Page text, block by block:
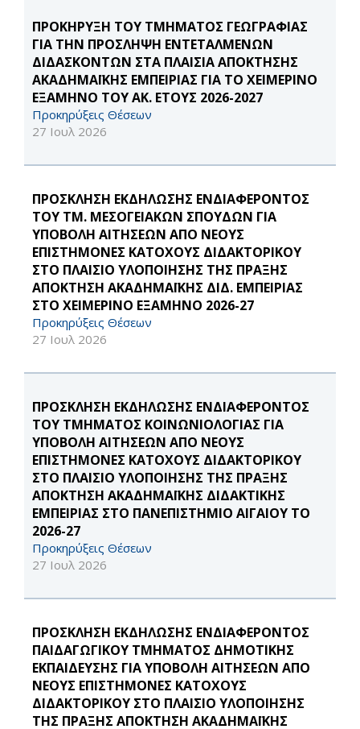
ΠΡΟΚΗΡΥΞΗ ΤΟΥ ΤΜΗΜΑΤΟΣ ΓΕΩΓΡΑΦΙΑΣ
ΓΙΑ ΤΗΝ ΠΡΟΣΛΗΨΗ ΕΝΤΕΤΑΛΜΕΝΩΝ
ΔΙΔΑΣΚΟΝΤΩΝ ΣΤΑ ΠΛΑΙΣΙΑ ΑΠΟΚΤΗΣΗΣ
ΑΚΑΔΗΜΑΪΚΗΣ ΕΜΠΕΙΡΙΑΣ ΓΙΑ ΤΟ ΧΕΙΜΕΡΙΝΟ
ΕΞΑΜΗΝΟ ΤΟΥ ΑΚ. ΕΤΟΥΣ 2026-2027
Προκηρύξεις Θέσεων
27 Ιουλ 2026
ΠΡΟΣΚΛΗΣΗ ΕΚΔΗΛΩΣΗΣ ΕΝΔΙΑΦΕΡΟΝΤΟΣ
ΤΟΥ ΤΜ. ΜΕΣΟΓΕΙΑΚΩΝ ΣΠΟΥΔΩΝ ΓΙΑ
ΥΠΟΒΟΛΗ ΑΙΤΗΣΕΩΝ ΑΠΟ ΝΕΟΥΣ
ΕΠΙΣΤΗΜΟΝΕΣ ΚΑΤΟΧΟΥΣ ΔΙΔΑΚΤΟΡΙΚΟΥ
ΣΤΟ ΠΛΑΙΣΙΟ ΥΛΟΠΟΙΗΣΗΣ ΤΗΣ ΠΡΑΞΗΣ
ΑΠΟΚΤΗΣΗ ΑΚΑΔΗΜΑΪΚΗΣ ΔΙΔ. ΕΜΠΕΙΡΙΑΣ
ΣΤΟ ΧΕΙΜΕΡΙΝΟ ΕΞΑΜΗΝΟ 2026-27
Προκηρύξεις Θέσεων
27 Ιουλ 2026
ΠΡΟΣΚΛΗΣΗ ΕΚΔΗΛΩΣΗΣ ΕΝΔΙΑΦΕΡΟΝΤΟΣ
ΤΟΥ ΤΜΗΜΑΤΟΣ ΚΟΙΝΩΝΙΟΛΟΓΙΑΣ ΓΙΑ
ΥΠΟΒΟΛΗ ΑΙΤΗΣΕΩΝ ΑΠΟ ΝΕΟΥΣ
ΕΠΙΣΤΗΜΟΝΕΣ ΚΑΤΟΧΟΥΣ ΔΙΔΑΚΤΟΡΙΚΟΥ
ΣΤΟ ΠΛΑΙΣΙΟ ΥΛΟΠΟΙΗΣΗΣ ΤΗΣ ΠΡΑΞΗΣ
ΑΠΟΚΤΗΣΗ ΑΚΑΔΗΜΑΪΚΗΣ ΔΙΔΑΚΤΙΚΗΣ
ΕΜΠΕΙΡΙΑΣ ΣΤΟ ΠΑΝΕΠΙΣΤΗΜΙΟ ΑΙΓΑΙΟΥ ΤΟ
2026-27
Προκηρύξεις Θέσεων
27 Ιουλ 2026
ΠΡΟΣΚΛΗΣΗ ΕΚΔΗΛΩΣΗΣ ΕΝΔΙΑΦΕΡΟΝΤΟΣ
ΠΑΙΔΑΓΩΓΙΚΟΥ ΤΜΗΜΑΤΟΣ ΔΗΜΟΤΙΚΗΣ
ΕΚΠΑΙΔΕΥΣΗΣ ΓΙΑ ΥΠΟΒΟΛΗ ΑΙΤΗΣΕΩΝ ΑΠΟ
ΝΕΟΥΣ ΕΠΙΣΤΗΜΟΝΕΣ ΚΑΤΟΧΟΥΣ
ΔΙΔΑΚΤΟΡΙΚΟΥ ΣΤΟ ΠΛΑΙΣΙΟ ΥΛΟΠΟΙΗΣΗΣ
ΤΗΣ ΠΡΑΞΗΣ ΑΠΟΚΤΗΣΗ ΑΚΑΔΗΜΑΪΚΗΣ